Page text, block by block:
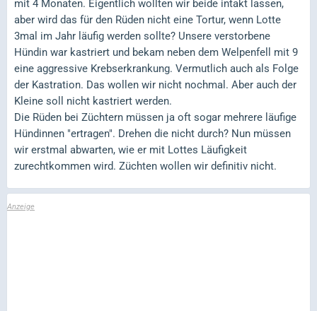
mit 4 Monaten. Eigentlich wollten wir beide intakt lassen,
aber wird das für den Rüden nicht eine Tortur, wenn Lotte
3mal im Jahr läufig werden sollte? Unsere verstorbene
Hündin war kastriert und bekam neben dem Welpenfell mit 9
eine aggressive Krebserkrankung. Vermutlich auch als Folge
der Kastration. Das wollen wir nicht nochmal. Aber auch der
Kleine soll nicht kastriert werden.
Die Rüden bei Züchtern müssen ja oft sogar mehrere läufige
Hündinnen "ertragen". Drehen die nicht durch? Nun müssen
wir erstmal abwarten, wie er mit Lottes Läufigkeit
zurechtkommen wird. Züchten wollen wir definitiv nicht.